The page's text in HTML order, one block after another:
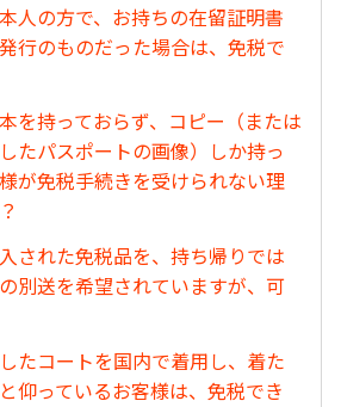
人の方で、お持ちの在留証明書
行のものだった場合は、免税で
を持っておらず、コピー（または
たパスポートの画像）しか持っ
が免税手続きを受けられない理
された免税品を、持ち帰りでは
別送を希望されていますが、可
たコートを国内で着用し、着た
仰っているお客様は、免税でき